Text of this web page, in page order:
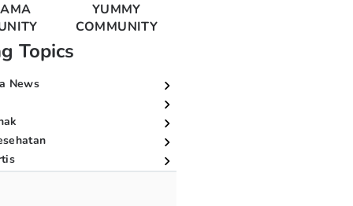
YUMMY
COMMUNITY
Topics
News